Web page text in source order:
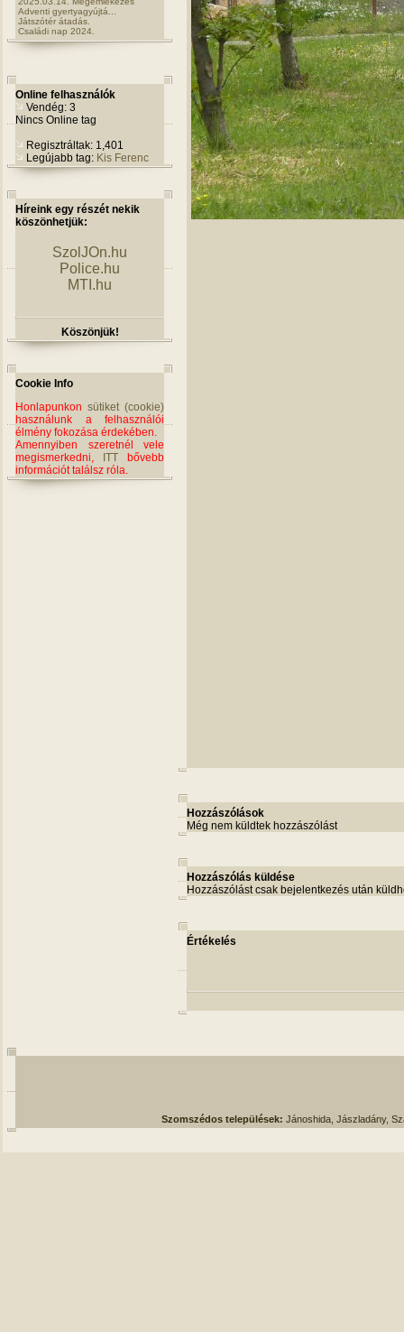
Adventi gyertyagyújtá...
Játszótér átadás.
Családi nap 2024.
Online felhasználók
Vendég: 3
Nincs Online tag
Regisztráltak: 1,401
Legújabb tag: Kis Ferenc
Híreink egy részét nekik
köszönhetjük:
SzolJOn.hu
Police.hu
MTI.hu
Köszönjük!
Cookie Info
Honlapunkon sütiket (cookie)
használunk a felhasználói
élmény fokozása érdekében.
Amennyiben szeretnél vele
megismerkedni,
ITT bővebb
információt találsz róla.
Hozzászólások
Még nem küldtek hozzászólást
Hozzászólás küldése
Hozzászólást csak bejelentkezés után
Értékelés
Szomszédos települések: Jánoshida, Jászladány,